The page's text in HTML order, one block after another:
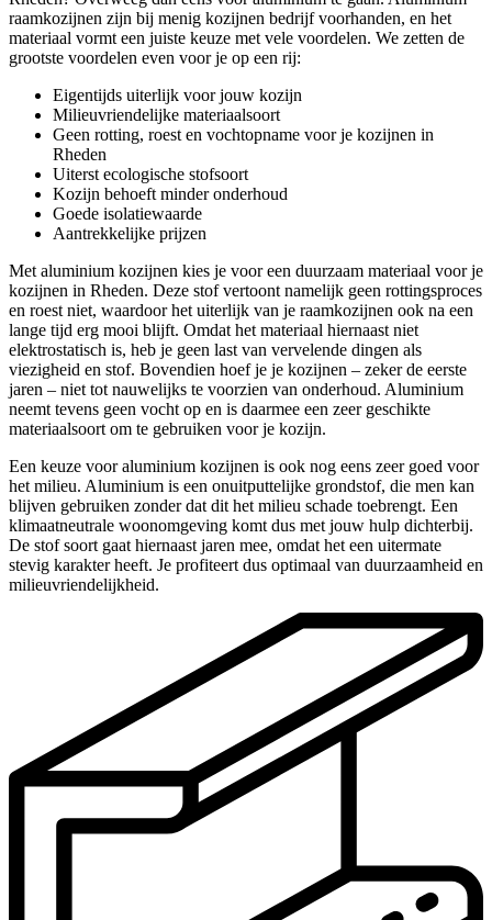
raamkozijnen zijn bij menig kozijnen bedrijf voorhanden, en het
materiaal vormt een juiste keuze met vele voordelen. We zetten de
grootste voordelen even voor je op een rij:
Eigentijds uiterlijk voor jouw kozijn
Milieuvriendelijke materiaalsoort
Geen rotting, roest en vochtopname voor je kozijnen in
Rheden
Uiterst ecologische stofsoort
Kozijn behoeft minder onderhoud
Goede isolatiewaarde
Aantrekkelijke prijzen
Met aluminium kozijnen kies je voor een duurzaam materiaal voor je
kozijnen in Rheden. Deze stof vertoont namelijk geen rottingsproces
en roest niet, waardoor het uiterlijk van je raamkozijnen ook na een
lange tijd erg mooi blijft. Omdat het materiaal hiernaast niet
elektrostatisch is, heb je geen last van vervelende dingen als
viezigheid en stof. Bovendien hoef je je kozijnen – zeker de eerste
jaren – niet tot nauwelijks te voorzien van onderhoud. Aluminium
neemt tevens geen vocht op en is daarmee een zeer geschikte
materiaalsoort om te gebruiken voor je kozijn.
Een keuze voor aluminium kozijnen is ook nog eens zeer goed voor
het milieu. Aluminium is een onuitputtelijke grondstof, die men kan
blijven gebruiken zonder dat dit het milieu schade toebrengt. Een
klimaatneutrale woonomgeving komt dus met jouw hulp dichterbij.
De stof soort gaat hiernaast jaren mee, omdat het een uitermate
stevig karakter heeft. Je profiteert dus optimaal van duurzaamheid en
milieuvriendelijkheid.